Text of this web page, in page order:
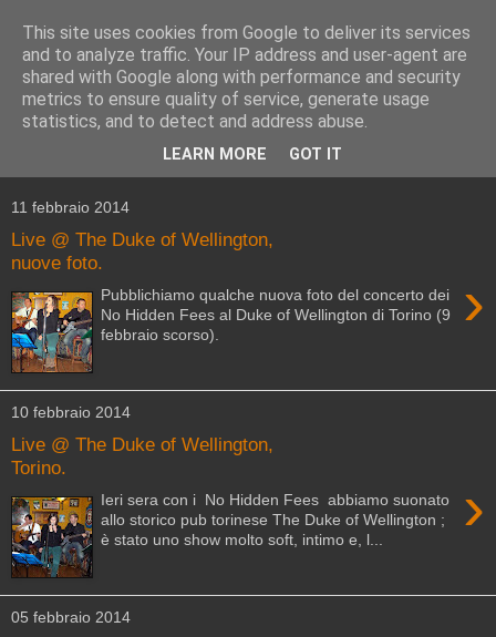
11 febbraio 2014
Live @ The Duke of Wellington,
nuove foto.
›
Pubblichiamo qualche nuova foto del concerto dei
No Hidden Fees al Duke of Wellington di Torino (9
febbraio scorso).
10 febbraio 2014
Live @ The Duke of Wellington,
Torino.
›
Ieri sera con i No Hidden Fees abbiamo suonato
allo storico pub torinese The Duke of Wellington ;
è stato uno show molto soft, intimo e, l...
05 febbraio 2014
This site uses cookies from Google to deliver its services
and to analyze traffic. Your IP address and user-agent are
shared with Google along with performance and security
metrics to ensure quality of service, generate usage
statistics, and to detect and address abuse.
LEARN MORE GOT IT